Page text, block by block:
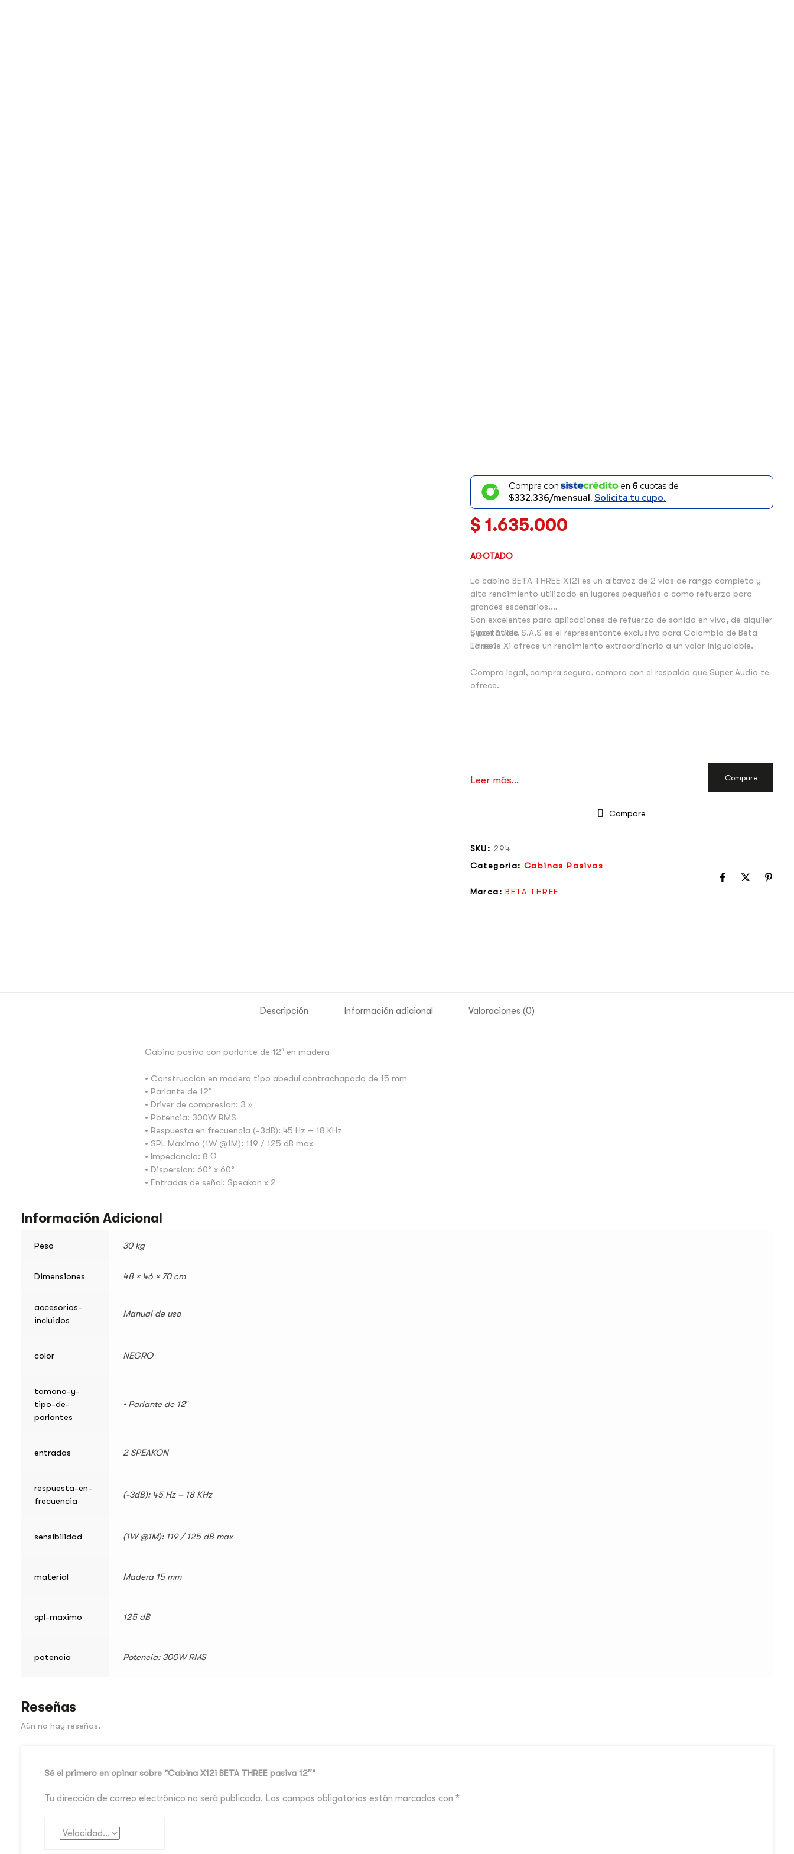
Compra con en 6 cuotas de
$332.336/mensual.Solicita tu cupo.
$1.635.000
AGOTADO
La cabina BETA THREE X12i es un altavoz de 2 vias de rango completo y
alto rendimiento utilizado en lugares pequeños o como refuerzo para
grandes escenarios.
Son excelentes para aplicaciones de refuerzo de sonido en vivo, de alquiler
y portátiles.
La serie Xi ofrece un rendimiento extraordinario a un valor inigualable.
Super Audio S.A.S es el representante exclusivo para Colombia de Beta
Three.
Compra legal, compra seguro, compra con el respaldo que Super Audio te
ofrece.
Leer más... Compare
Compare
SKU: 294
Categoría:Cabinas Pasivas
Marca:BETA THREE
Descripción Información adicional Valoraciones (0)
Cabina pasiva con parlante de 12″ en madera
• Construccion en madera tipo abedul contrachapado de 15 mm
• Parlante de 12″
• Driver de compresion: 3 »
• Potencia: 300W RMS
• Respuesta en frecuencia (-3dB): 45 Hz – 18 KHz
• SPL Maximo (1W @1M): 119 / 125 dB max
• Impedancia: 8 Ω
• Dispersion: 60° x 60°
• Entradas de señal: Speakon x 2
Información Adicional
Peso 30 kg
Dimensiones 48 × 46 × 70 cm
accesorios-
incluidos
Manual de uso
color NEGRO
tamano-y-
tipo-de-
parlantes
• Parlante de 12″
entradas 2 SPEAKON
respuesta-en-
frecuencia
(-3dB): 45 Hz – 18 KHz
sensibilidad (1W @1M): 119 / 125 dB max
material Madera 15 mm
spl-maximo 125 dB
potencia Potencia: 300W RMS
Reseñas
Aún no hay reseñas.
Sé el primero en opinar sobre "Cabina X12i BETA THREE pasiva 12″"
Tu dirección de correo electrónico no será publicada. Los campos obligatorios están marcados con *